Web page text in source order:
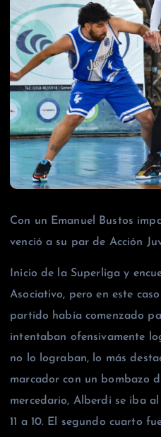
Con un Emanuel Bustos
venció a su par de Acción
Inicio de la Superliga y
Asociativo, pero en este
partido había comenzado
intentaban ofensivamente
no lo lograban, lo más
marcador con un bombazo
mercedario, Alberdi se iba
11 a 10. El segundo cuarto